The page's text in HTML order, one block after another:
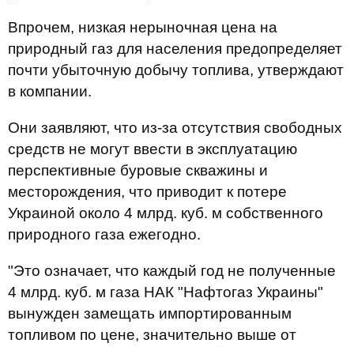
Впрочем, низкая нерыночная цена на
природный газ для населения предопределяет
почти убыточную добычу топлива, утверждают
в компании.
Они заявляют, что из-за отсутствия свободных
средств не могут ввести в эксплуатацию
перспективные буровые скважины и
месторождения, что приводит к потере
Украиной около 4 млрд. куб. м собственного
природного газа ежегодно.
"Это означает, что каждый год не полученные
4 млрд. куб. м газа НАК "Нафтогаз Украины"
вынужден замещать импортированным
топливом по цене, значительно выше от